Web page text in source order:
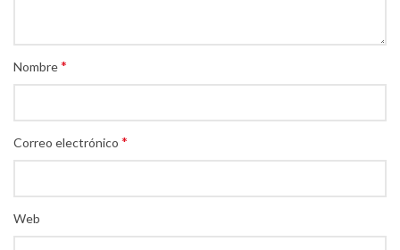
Nombre*
Correo electrónico *
Web